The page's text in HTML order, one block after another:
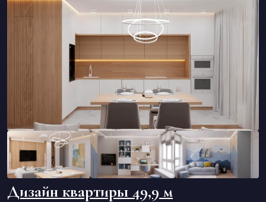
Дизайн квартиры 49,9 м